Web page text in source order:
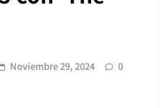
Noviembre 29, 2024
0